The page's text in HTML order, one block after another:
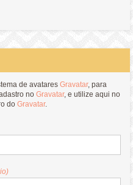
de avataresGravatar, para
noGravatar, e utilize aqui no
doGravatar.